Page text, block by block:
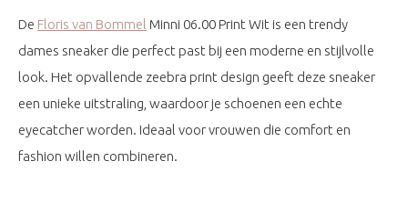
De Floris van Bommel Minni 06.00 Print Wit is een trendy
dames sneaker die perfect past bij een moderne en stijlvolle
look. Het opvallende zeebra print design geeft deze sneaker
een unieke uitstraling, waardoor je schoenen een echte
eyecatcher worden. Ideaal voor vrouwen die comfort en
fashion willen combineren.